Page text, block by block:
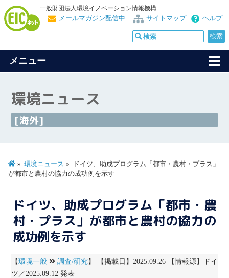
一般財団法人環境イノベーション情報機構
ヘルプ
サイトマップ
メールマガジン配信中
メニュー
環境ニュース
[海外]
環境ニュース
ドイツ、助成プログラム「都市・農村・プラス」
が都市と農村の協力の成功例を示す
ドイツ、助成プログラム「都市・農
村・プラス」が都市と農村の協力の
成功例を示す
【環境一般 調査/研究】 【掲載日】2025.09.26 【情報源】ドイ
ツ／2025.09.12 発表